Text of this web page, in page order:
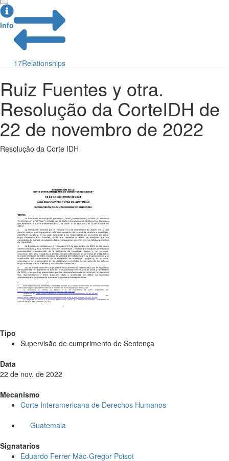
Info
17Relationships
Ruiz Fuentes y otra.
Resolução da CorteIDH de
22 de novembro de 2022
Resolução da Corte IDH
Tipo
Supervisão de cumprimento de Sentença
Data
22 de nov. de 2022
Mecanismo
Corte Interamericana de Derechos Humanos
Guatemala
Signatarios
Eduardo Ferrer Mac-Gregor Poisot